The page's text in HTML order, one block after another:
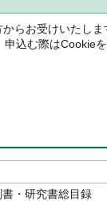
らお受けいたしま
込む際はCookie
・研究書総目録